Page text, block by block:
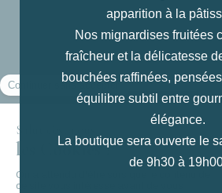
Voir sur Google
maps
Nous suivre
Instagram
apparition à la
Nos mignardises fruitées
fraîcheur et la délicatesse
bouchées raffinées,
équilibre subtil entre
élégance.
La boutique sera ouverte le
de 9h30 à